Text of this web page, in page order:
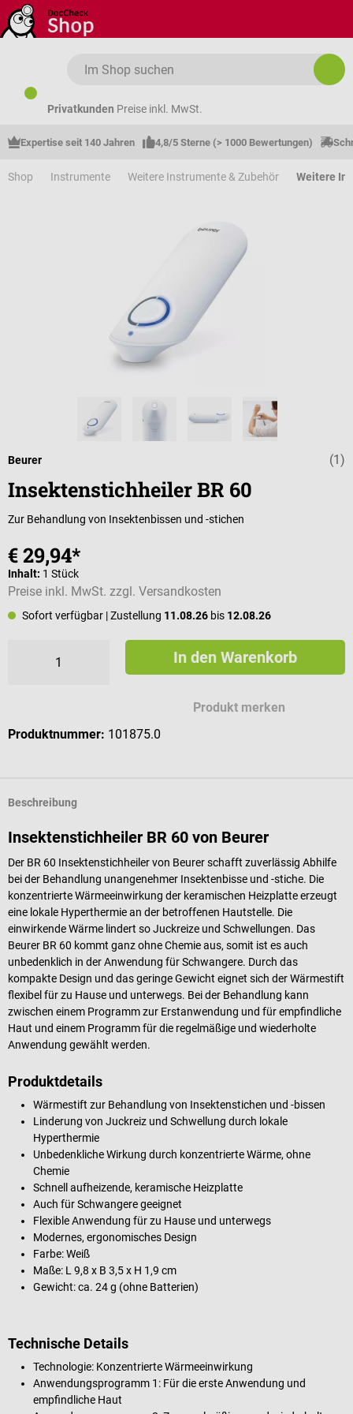
Zum Hauptinhalt springen
Privatkunden Preise inkl. MwSt.
Expertise seit 140 Jahren 4,8/5 Sterne (> 1000 Bewertungen)
Shop Instrumente Weitere Instrumente & Zubehör Weitere
(1)
Beurer
Insektenstichheiler BR 60
Zur Behandlung von Insektenbissen und -stichen
€ 29,94*
Inhalt: 1 Stück
Preise inkl. MwSt. zzgl. Versandkosten
Sofort verfügbar | Zustellung 11.08.26 bis 12.08.26
In den Warenkorb
Produkt merken
Produktnummer: 101875.0
Beschreibung
Insektenstichheiler BR 60 von Beurer
Der BR 60 Insektenstichheiler von Beurer schafft zuverlässig Abhilfe
bei der Behandlung unangenehmer Insektenbisse und -stiche. Die
konzentrierte Wärmeeinwirkung der keramischen Heizplatte erzeugt
eine lokale Hyperthermie an der betroffenen Hautstelle. Die
einwirkende Wärme lindert so Juckreize und Schwellungen. Das
Beurer BR 60 kommt ganz ohne Chemie aus, somit ist es auch
unbedenklich in der Anwendung für Schwangere. Durch das
kompakte Design und das geringe Gewicht eignet sich der Wärmestift
flexibel für zu Hause und unterwegs. Bei der Behandlung kann
zwischen einem Programm zur Erstanwendung und für empfindliche
Haut und einem Programm für die regelmäßige und wiederholte
Anwendung gewählt werden.
Produktdetails
Wärmestift zur Behandlung von Insektenstichen und -bissen
Linderung von Juckreiz und Schwellung durch lokale
Hyperthermie
Unbedenkliche Wirkung durch konzentrierte Wärme, ohne
Chemie
Schnell aufheizende, keramische Heizplatte
Auch für Schwangere geeignet
Flexible Anwendung für zu Hause und unterwegs
Modernes, ergonomisches Design
Farbe: Weiß
Maße: L 9,8 x B 3,5 x H 1,9 cm
Gewicht: ca. 24 g (ohne Batterien)
Technische Details
Technologie: Konzentrierte Wärmeeinwirkung
Anwendungsprogramm 1: Für die erste Anwendung und
empfindliche Haut